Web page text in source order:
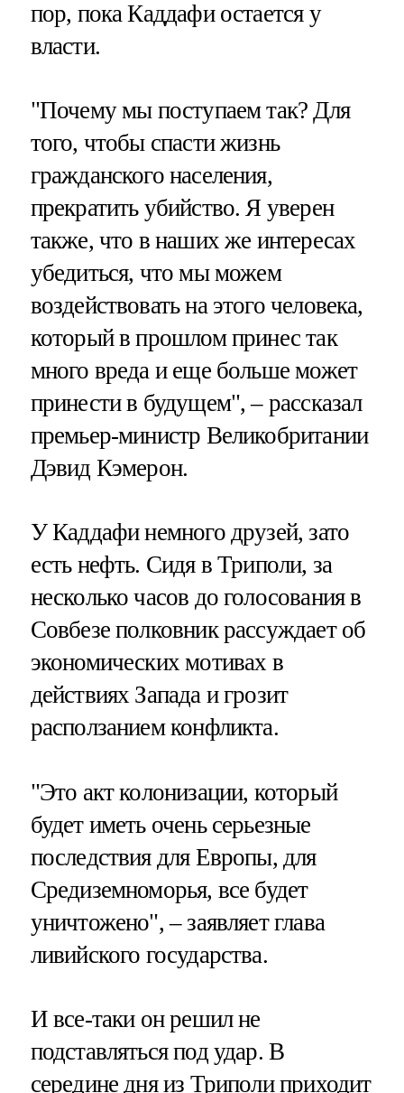
пор, пока Каддафи остается у
власти.
"Почему мы поступаем так? Для
того, чтобы спасти жизнь
гражданского населения,
прекратить убийство. Я уверен
также, что в наших же интересах
убедиться, что мы можем
воздействовать на этого человека,
который в прошлом принес так
много вреда и еще больше может
принести в будущем", – рассказал
премьер-министр Великобритании
Дэвид Кэмерон.
У Каддафи немного друзей, зато
есть нефть. Сидя в Триполи, за
несколько часов до голосования в
Совбезе полковник рассуждает об
экономических мотивах в
действиях Запада и грозит
расползанием конфликта.
"Это акт колонизации, который
будет иметь очень серьезные
последствия для Европы, для
Средиземноморья, все будет
уничтожено", – заявляет глава
ливийского государства.
И все-таки он решил не
подставляться под удар. В
середине дня из Триполи приходит